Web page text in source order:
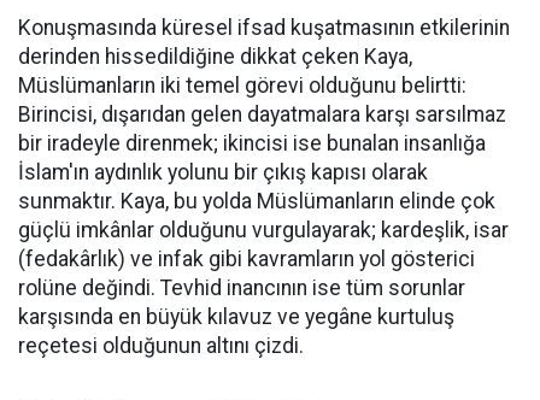
Konuşmasında küresel ifsad kuşatmasının etkilerinin
derinden hissedildiğine dikkat çeken Kaya,
Müslümanların iki temel görevi olduğunu belirtti:
Birincisi, dışarıdan gelen dayatmalara karşı sarsılmaz
bir iradeyle direnmek; ikincisi ise bunalan insanlığa
İslam'ın aydınlık yolunu bir çıkış kapısı olarak
sunmaktır. Kaya, bu yolda Müslümanların elinde çok
güçlü imkânlar olduğunu vurgulayarak; kardeşlik, isar
(fedakârlık) ve infak gibi kavramların yol gösterici
rolüne değindi. Tevhid inancının ise tüm sorunlar
karşısında en büyük kılavuz ve yegâne kurtuluş
reçetesi olduğunun altını çizdi.